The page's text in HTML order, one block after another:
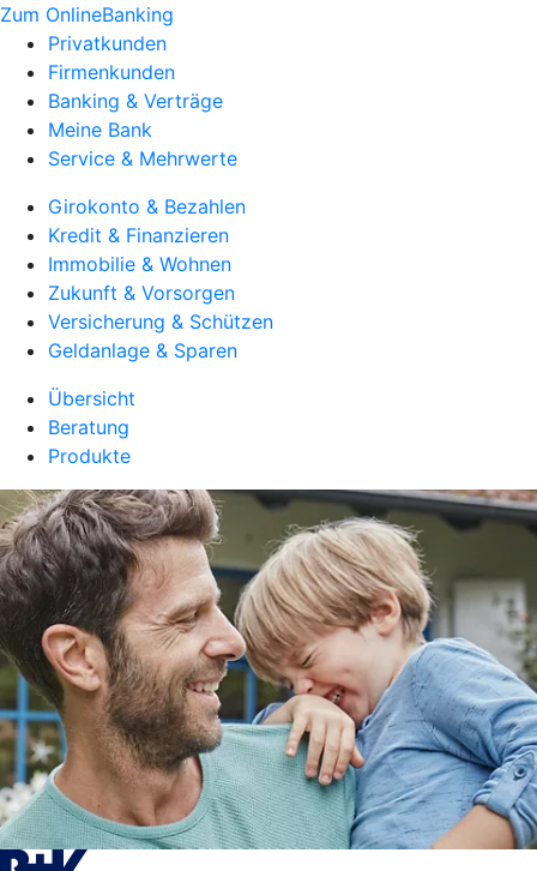
Zum OnlineBanking
Privatkunden
Firmenkunden
Banking & Verträge
Meine Bank
Service & Mehrwerte
Girokonto & Bezahlen
Kredit & Finanzieren
Immobilie & Wohnen
Zukunft & Vorsorgen
Versicherung & Schützen
Geldanlage & Sparen
Übersicht
Beratung
Produkte